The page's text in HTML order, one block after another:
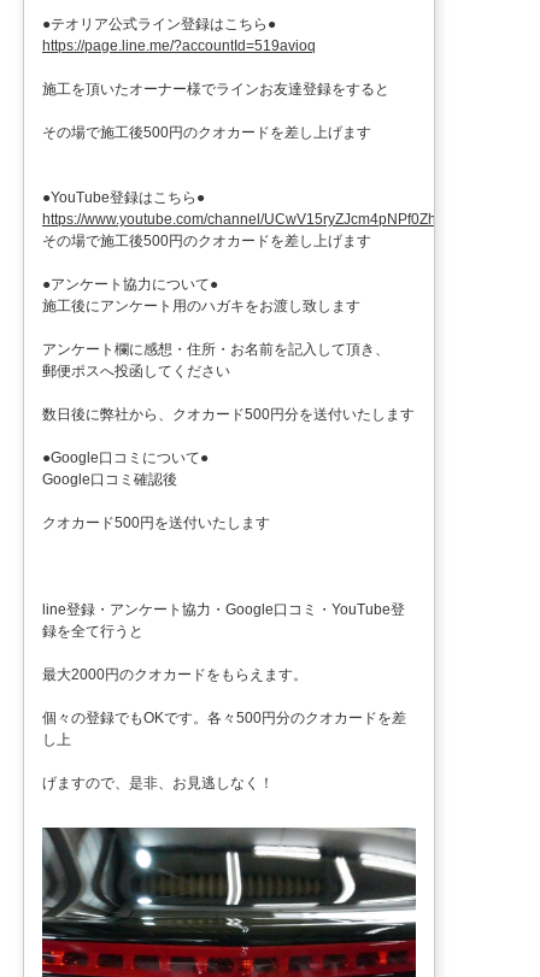
●テオリア公式ライン登録はこちら●
https://page.line.me/?accountId=519avioq
施工を頂いたオーナー様でラインお友達登録をすると
その場で施工後500円のクオカードを差し上げます
●YouTube登録はこちら●
https://www.youtube.com/channel/UCwV15ryZJcm4pNPf0ZhXu9g
その場で施工後500円のクオカードを差し上げます
●アンケート協力について●
施工後にアンケート用のハガキをお渡し致します
アンケート欄に感想・住所・お名前を記入して頂き、
郵便ポスへ投函してください
数日後に弊社から、クオカード500円分を送付いたします
●Google口コミについて●
Google口コミ確認後
クオカード500円を送付いたします
line登録・アンケート協力・Google口コミ・YouTube登
録を全て行うと
最大2000円のクオカードをもらえます。
個々の登録でもOKです。各々500円分のクオカードを差
し上
げますので、是非、お見逃しなく！